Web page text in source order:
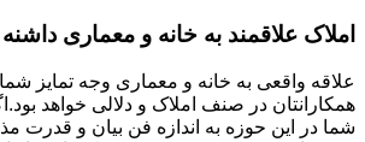
املاک علاقمند به خانه و معماری
علاقه واقعی به خانه و معماری وجه تمایز
همکارانتان در صنف املاک و دلالی خواهد
شما در این حوزه به اندازه فن بیان و قدرت